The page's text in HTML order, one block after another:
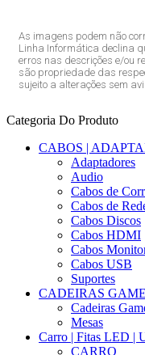
As imagens podem não
Linha Informática declina
erros nas descrições e/ou
são propriedade das
sujeito a alterações sem
Categoria Do Produto
CABOS |
Adaptadores
Audio
Cabos de
Cabos de
Cabos Discos
Cabos HDMI
Cabos
Cabos USB
Suportes
CADEIRAS
Cadeiras
Mesas
Carro | Fitas LED |
CARRO